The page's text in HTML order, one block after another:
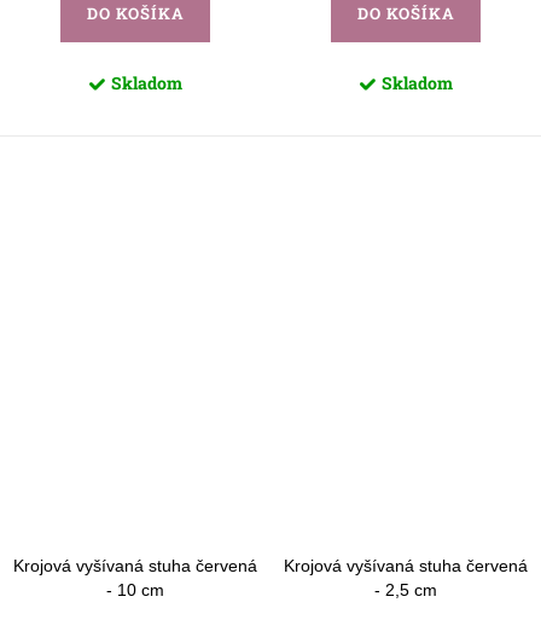
DO KOŠÍKA
Skladom
DO KOŠÍKA
Skladom
Krojová vyšívaná stuha červená
- 10 cm
Krojová vyšívaná stuha červená
- 2,5 cm